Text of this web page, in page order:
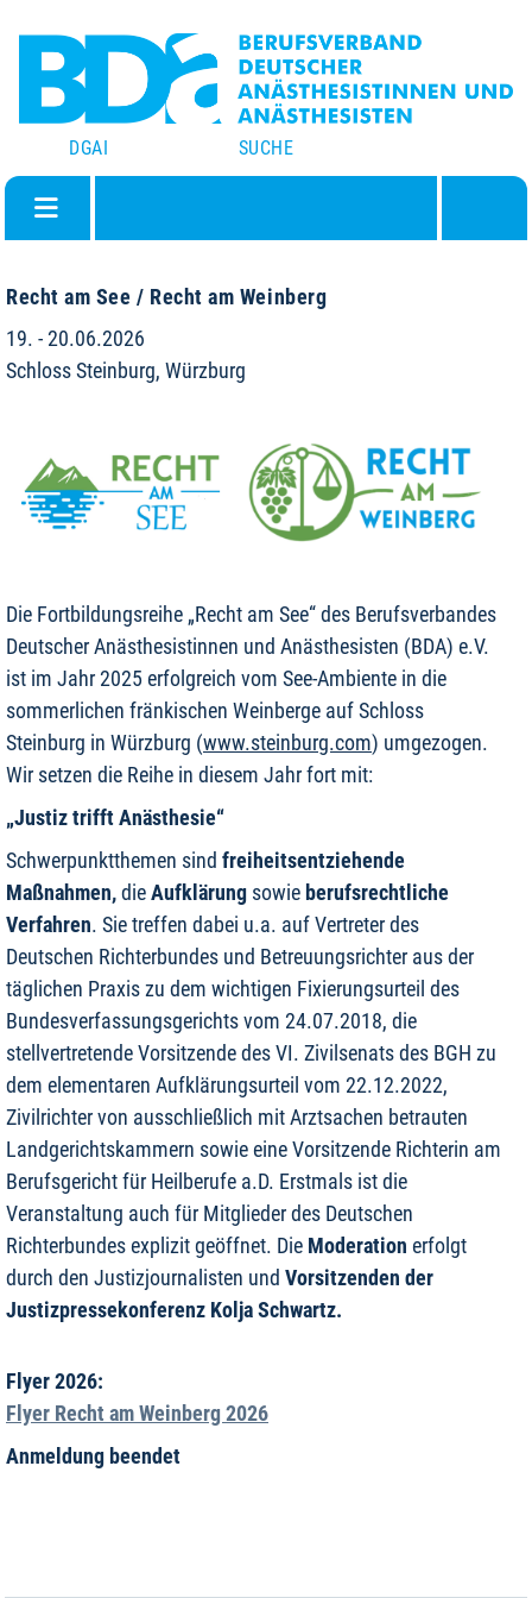
DGAI SUCHE
Recht am See / Recht am Weinberg
19. - 20.06.2026
Schloss Steinburg, Würzburg
Die Fortbildungsreihe „Recht am See“ des Berufsverbandes
Deutscher Anästhesistinnen und Anästhesisten (BDA) e.V.
ist im Jahr 2025 erfolgreich vom See-Ambiente in die
sommerlichen fränkischen Weinberge auf Schloss
Steinburg in Würzburg (www.steinburg.com) umgezogen.
Wir setzen die Reihe in diesem Jahr fort mit:
„Justiz trifft Anästhesie“
Schwerpunktthemen sind freiheitsentziehende
Maßnahmen,dieAufklärung sowie berufsrechtliche
Verfahren. Sie treffen dabei u.a. auf Vertreter des
Deutschen Richterbundes und Betreuungsrichter aus der
täglichen Praxis zu dem wichtigen Fixierungsurteil des
Bundesverfassungsgerichts vom 24.07.2018, die
stellvertretende Vorsitzende des VI. Zivilsenats des BGH zu
dem elementaren Aufklärungsurteil vom 22.12.2022,
Zivilrichter von ausschließlich mit Arztsachen betrauten
Landgerichtskammern sowie eine Vorsitzende Richterin am
Berufsgericht für Heilberufe a.D. Erstmals ist die
Veranstaltung auch für Mitglieder des Deutschen
Richterbundes explizit geöffnet. Die Moderation erfolgt
durch den Justizjournalisten und Vorsitzenden der
Justizpressekonferenz Kolja Schwartz.
Flyer 2026:
Flyer Recht am Weinberg 2026
Anmeldung beendet